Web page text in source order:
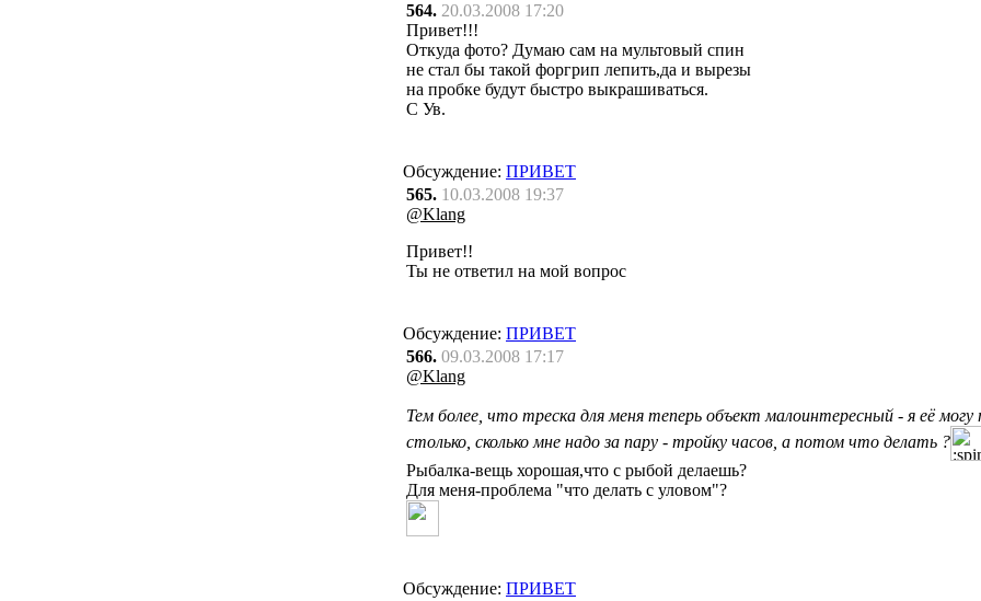
564. 20.03.2008 17:20
Привет!!!
Откуда фото? Думаю сам на мультовый спин
не стал бы такой форгрип лепить,да и вырезы
на пробке будут быстро выкрашиваться.
С Ув.
Обсуждение: ПРИВЕТ
565. 10.03.2008 19:37
@Klang
Привет!!
Ты не ответил на мой вопрос
Обсуждение: ПРИВЕТ
566. 09.03.2008 17:17
@Klang
Тем более, что треска для меня теперь объект малоинтересный - я её
столько, сколько мне надо за пару - тройку часов, а потом что делать ?
Рыбалка-вещь хорошая,что с рыбой делаешь?
Для меня-проблема "что делать с уловом"?
Обсуждение: ПРИВЕТ